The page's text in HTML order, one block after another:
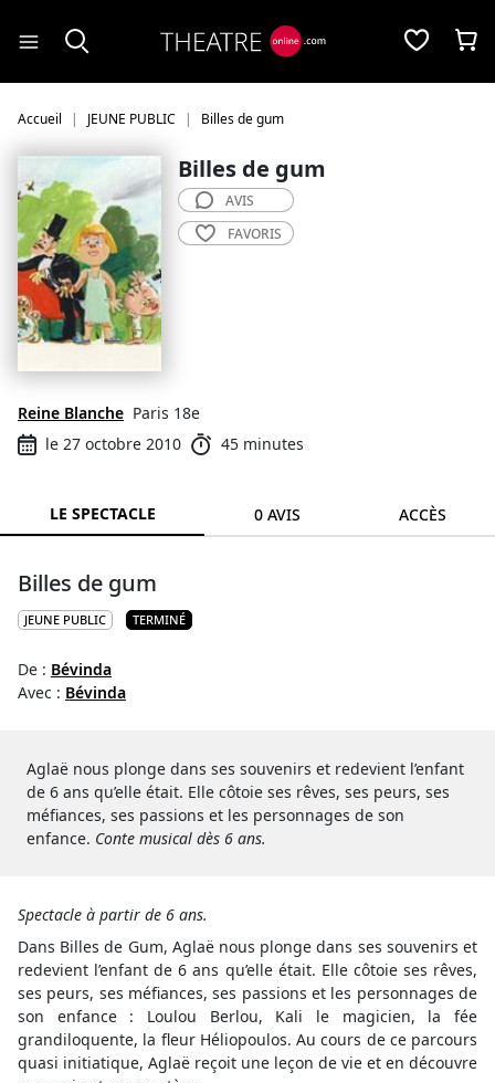
Accueil JEUNE PUBLIC Billes de gum
Billes de gum
Reine Blanche Paris 18e
le 27 octobre 2010
45 minutes
AVIS
FAVORIS
LE SPECTACLE 0 AVIS ACCÈS
Billes de gum
JEUNE PUBLIC TERMINÉ
De : Bévinda
Avec : Bévinda
Aglaë nous plonge dans ses souvenirs et redevient l’enfant
de 6 ans qu’elle était. Elle côtoie ses rêves, ses peurs, ses
méfiances, ses passions et les personnages de son
enfance. Conte musical dès 6 ans.
Spectacle à partir de 6 ans.
Dans Billes de Gum, Aglaë nous plonge dans ses souvenirs et
redevient l’enfant de 6 ans qu’elle était. Elle côtoie ses rêves,
ses peurs, ses méfiances, ses passions et les personnages de
son enfance : Loulou Berlou, Kali le magicien, la fée
grandiloquente, la fleur Héliopoulos. Au cours de ce parcours
quasi initiatique, Aglaë reçoit une leçon de vie et en découvre